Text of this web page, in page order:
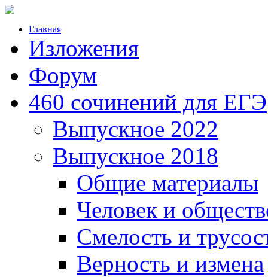
Главная
Изложения
Форум
460 сочинений для ЕГЭ
Выпускное 2022
Выпускное 2018
Общие материалы
Человек и
Смелость и
Верность и измена